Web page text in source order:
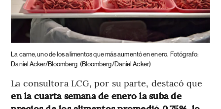
La carne, uno de los alimentos que más aumentó en enero. Fotógrafo:
Daniel Acker/Bloomberg (Bloomberg/Daniel Acker)
La consultora LCG, por su parte, destacó que
en la cuarta semana de enero la suba de